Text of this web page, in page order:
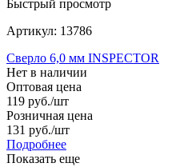
Быстрый просмотр
Артикул: 13786
Сверло 6,0 мм INSPECTOR
Нет в наличии
Оптовая цена
119 руб./шт
Розничная цена
131 руб./шт
Подробнее
Показать еще